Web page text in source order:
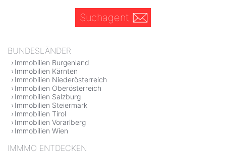
Suchagent
BUNDESLÄNDER
Immobilien Burgenland
Immobilien Kärnten
Immobilien Niederösterreich
Immobilien Oberösterreich
Immobilien Salzburg
Immobilien Steiermark
Immobilien Tirol
Immobilien Vorarlberg
Immobilien Wien
IMMMO ENTDECKEN